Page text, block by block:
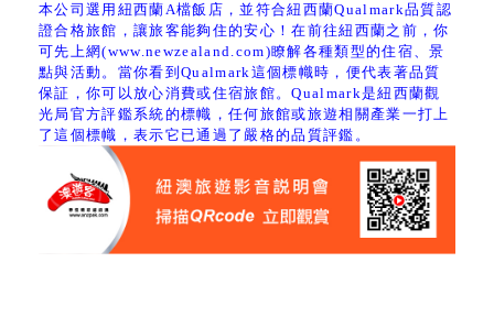
本公司選用紐西蘭A檔飯店，並符合紐西蘭Qualmark品質認
證合格旅館，讓旅客能夠住的安心！在前往紐西蘭之前，你
可先上網(www.newzealand.com)瞭解各種類型的住宿、景
點與活動。當你看到Qualmark這個標幟時，便代表著品質
保証，你可以放心消費或住宿旅館。Qualmark是紐西蘭觀
光局官方評鑑系統的標幟，任何旅館或旅遊相關產業一打上
了這個標幟，表示它已通過了嚴格的品質評鑑。